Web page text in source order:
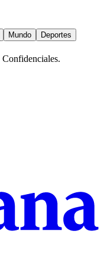
Mundo
Deportes
Confidenciales.